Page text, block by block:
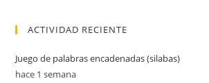
ACTIVIDAD RECIENTE
Juego de palabras encadenadas (silabas)
hace 1 semana